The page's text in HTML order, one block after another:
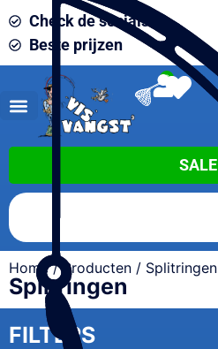
Check de socials
Beste prijzen
0
SALE
Home/ Producten / Splitringen
Splitringen
FILTERS